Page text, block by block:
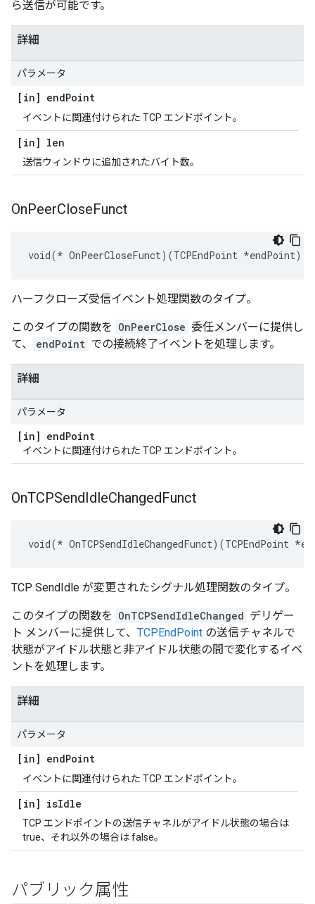
ら送信が可能です。
詳細
パラメータ
[in] endPoint
イベントに関連付けられた TCP エンドポイント。
[in] len
送信ウィンドウに追加されたバイト数。
OnPeerCloseFunct
void(* OnPeerCloseFunct)(TCPEndPoint *endPoint)
ハーフクローズ受信イベント処理関数のタイプ。
このタイプの関数を OnPeerClose 委任メンバーに提供し
て、
endPoint での接続終了イベントを処理します。
詳細
パラメータ
[in] endPoint
イベントに関連付けられた TCP エンドポイント。
OnTCPSendIdleChangedFunct
void(* OnTCPSendIdleChangedFunct)(TCPEndPoint
TCP SendIdle が変更されたシグナル処理関数のタイプ。
このタイプの関数を OnTCPSendIdleChanged デリゲー
ト メンバーに提供して、 TCPEndPoint の送信チャネルで
状態がアイドル状態と非アイドル状態の間で変化するイベ
ントを処理します。
詳細
パラメータ
[in] endPoint
イベントに関連付けられた TCP エンドポイント。
[in] isIdle
TCP エンドポイントの送信チャネルがアイドル状態の場合は
true、それ以外の場合は false。
パブリック属性